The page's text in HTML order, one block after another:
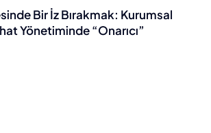
Bir İz Bırakmak: Kurumsal
Yönetiminde “Onarıcı”